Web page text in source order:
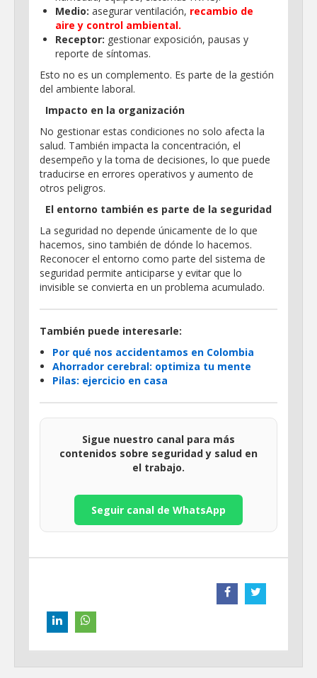
Medio: asegurar ventilación, recambio de
aire y control ambiental.
Receptor: gestionar exposición, pausas y
reporte de síntomas.
Esto no es un complemento. Es parte de la gestión
del ambiente laboral.
Impacto en la organización
No gestionar estas condiciones no solo afecta la
salud. También impacta la concentración, el
desempeño y la toma de decisiones, lo que puede
traducirse en errores operativos y aumento de
otros peligros.
El entorno también es parte de la seguridad
La seguridad no depende únicamente de lo que
hacemos, sino también de dónde lo hacemos.
Reconocer el entorno como parte del sistema de
seguridad permite anticiparse y evitar que lo
invisible se convierta en un problema acumulado.
También puede interesarle:
Por qué nos accidentamos en Colombia
Ahorrador cerebral: optimiza tu mente
Pilas: ejercicio en casa
Sigue nuestro canal para más
contenidos sobre seguridad y salud en
el trabajo.
Seguir canal de WhatsApp